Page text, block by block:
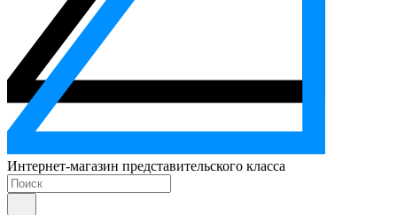
Интернет-магазин представительского класса